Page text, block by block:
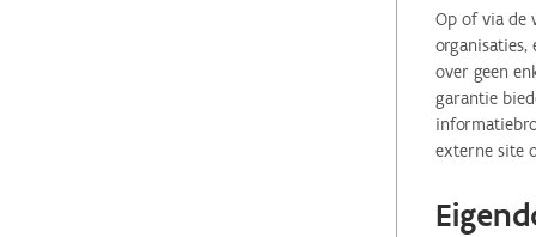
Op of via de
organisaties,
over geen
garantie
externe site